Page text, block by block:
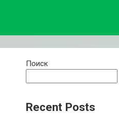
Поиск
Recent Posts